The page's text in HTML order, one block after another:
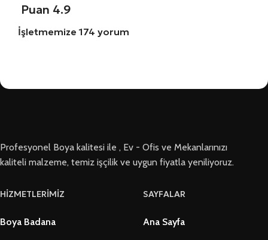
Puan 4.9
İşletmemize 174 yorum
Profesyonel Boya kalitesi ile , Ev - Ofis ve Mekanlarınızı
kaliteli malzeme, temiz işçilik ve uygun fiyatla yeniliyoruz.
HİZMETLERİMİZ
Boya Badana
SAYFALAR
Ana Sayfa